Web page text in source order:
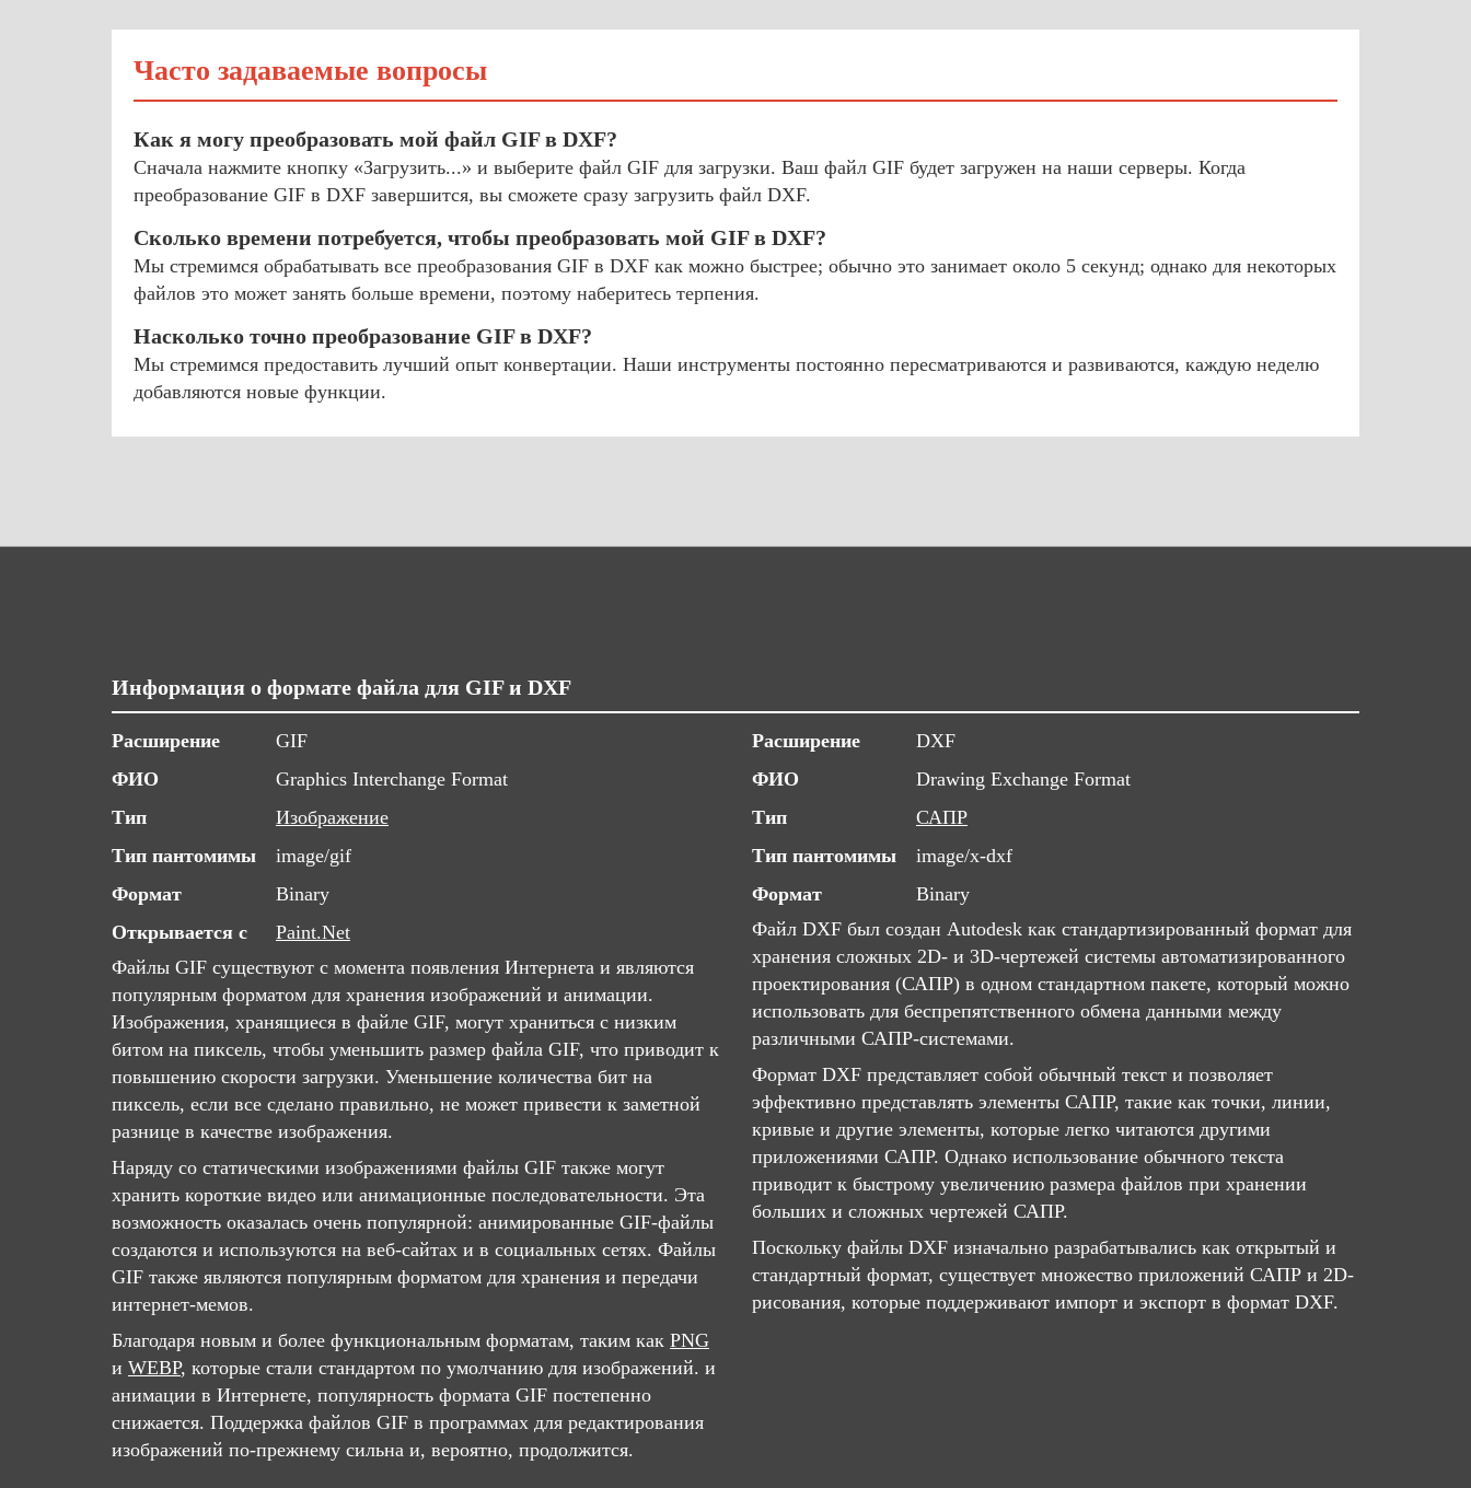
Часто задаваемые вопросы
Как я могу преобразовать мой файл GIF в DXF?
Сначала нажмите кнопку «Загрузить...» и выберите файл GIF для загрузки. Ваш файл GIF будет загружен на наши серверы. Когда
преобразование GIF в DXF завершится, вы сможете сразу загрузить файл DXF.
Сколько времени потребуется, чтобы преобразовать мой GIF в DXF?
Мы стремимся обрабатывать все преобразования GIF в DXF как можно быстрее; обычно это занимает около 5 секунд; однако для некоторых
файлов это может занять больше времени, поэтому наберитесь терпения.
Насколько точно преобразование GIF в DXF?
Мы стремимся предоставить лучший опыт конвертации. Наши инструменты постоянно пересматриваются и развиваются, каждую неделю
добавляются новые функции.
Информация о формате файла для GIF и DXF
Расширение
GIF
ФИО
Graphics Interchange Format
Тип
Изображение
Тип пантомимы
image/gif
Формат
Binary
Открывается с
Paint.Net
Файлы GIF существуют с момента появления Интернета и являются
популярным форматом для хранения изображений и анимации.
Изображения, хранящиеся в файле GIF, могут храниться с низким
битом на пиксель, чтобы уменьшить размер файла GIF, что приводит к
повышению скорости загрузки. Уменьшение количества бит на
пиксель, если все сделано правильно, не может привести к заметной
разнице в качестве изображения.
Наряду со статическими изображениями файлы GIF также могут
хранить короткие видео или анимационные последовательности. Эта
возможность оказалась очень популярной: анимированные GIF-файлы
создаются и используются на веб-сайтах и ​​в социальных сетях. Файлы
GIF также являются популярным форматом для хранения и передачи
интернет-мемов.
Благодаря новым и более функциональным форматам, таким как PNG
и WEBP, которые стали стандартом по умолчанию для изображений. и
анимации в Интернете, популярность формата GIF постепенно
снижается. Поддержка файлов GIF в программах для редактирования
изображений по-прежнему сильна и, вероятно, продолжится.
Расширение
DXF
ФИО
Drawing Exchange Format
Тип
САПР
Тип пантомимы
image/x-dxf
Формат
Binary
Файл DXF был создан Autodesk как стандартизированный формат для
хранения сложных 2D- и 3D-чертежей системы автоматизированного
проектирования (САПР) в одном стандартном пакете, который можно
использовать для беспрепятственного обмена данными между
различными САПР-системами.
Формат DXF представляет собой обычный текст и позволяет
эффективно представлять элементы САПР, такие как точки, линии,
кривые и другие элементы, которые легко читаются другими
приложениями САПР. Однако использование обычного текста
приводит к быстрому увеличению размера файлов при хранении
больших и сложных чертежей САПР.
Поскольку файлы DXF изначально разрабатывались как открытый и
стандартный формат, существует множество приложений САПР и 2D-
рисования, которые поддерживают импорт и экспорт в формат DXF.